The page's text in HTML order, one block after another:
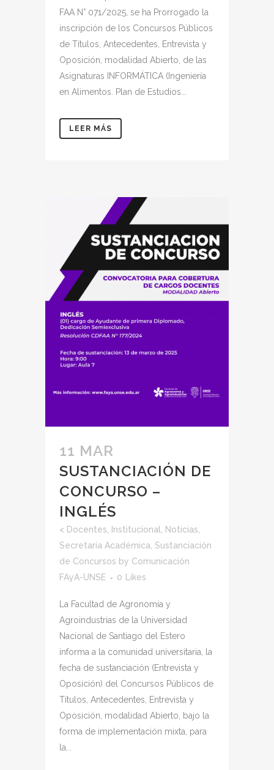
FAA N° 071/2025, se ha Prorrogado la
inscripción de los Concursos Públicos
de Títulos, Antecedentes, Entrevista y
Oposición, modalidad Abierto, de las
Asignaturas INFORMÁTICA (Ingeniería
en Alimentos. Plan de Estudios...
LEER MÁS
11 MAR
SUSTANCIACIÓN DE
CONCURSO –
INGLÉS
< Docentes, Institucional, Noticias,
Secretaría Académica, Sustanciación
de Concursos by Comunicación
FAyA-UNSE
0 Likes
La Facultad de Agronomía y
Agroindustrias de la Universidad
Nacional de Santiago del Estero
informa a la comunidad universitaria, la
fecha de sustanciación (Entrevista y
Oposición) del Concursos Públicos de
Títulos, Antecedentes, Entrevista y
Oposición, modalidad Abierto, bajo la
forma de implementación mixta, para
la...